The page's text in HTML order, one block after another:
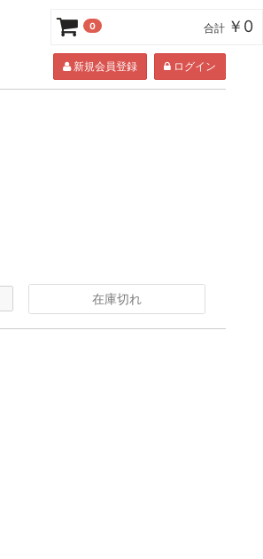
新規会員登録 ログイン
在庫切れ
0 合計 ￥0